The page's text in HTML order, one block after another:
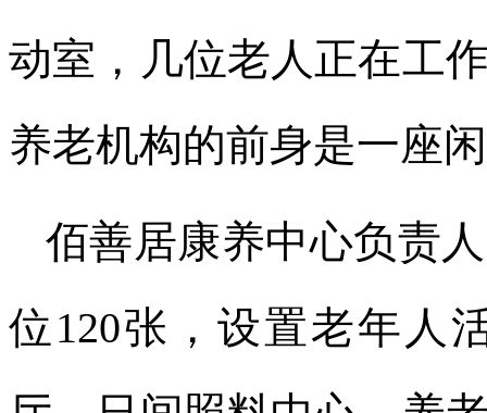
动室，几位老人正在工
养老机构的前身是一座
佰善居康养中心负责
位120张，设置老年人